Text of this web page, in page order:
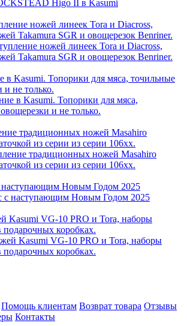
ножей линеек Tora и Diacross,
Takamura SGR и овощерезок Benriner.
в Kasumi. Топорики для мяса, точильные
и не только.
традиционных ножей Masahiro
из серии из серии 106хх.
наступающим Новым Годом 2025
Kasumi VG-10 PRO и Tora, наборы
подарочных коробках.
Помощь клиентам Возврат товара Отзывы
Контакты